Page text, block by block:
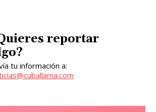
reportar
tu información a: